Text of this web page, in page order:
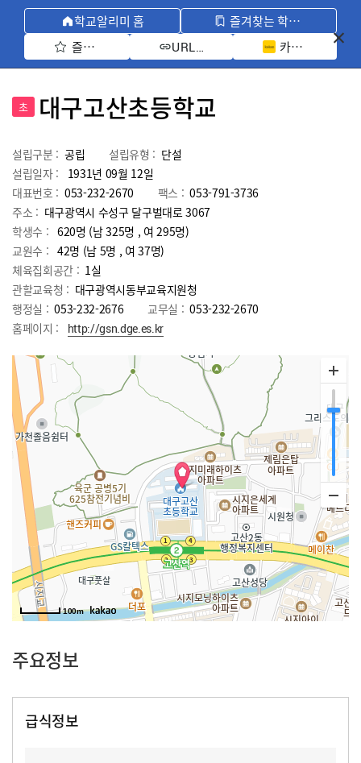
학교알리미 홈
즐겨찾는 학교 모아보기
즐겨찾기 선택
URL 복사 카카오톡 공유
초 대구고산초등학교
설립구분 : 공립 설립유형 : 단설
설립일자 :
1931년 09월 12일
대표번호 : 053-232-2670 팩스 : 053-791-3736
주소 : 대구광역시 수성구 달구벌대로 3067
학생수 : 620명 (남 325명 , 여 295명)
교원수 : 42명 (남 5명 , 여37명)
체육집회공간 : 1실
관할교육청 : 대구광역시동부교육지원청
행정실 : 053-232-2676 교무실 : 053-232-2670
홈페이지 :
http://gsn.dge.es.kr
100m
주요정보
급식정보